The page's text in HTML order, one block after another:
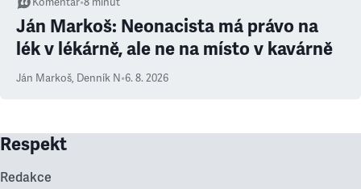
Ján Markoš: Neonacista má právo na
lék v lékárně, ale ne na místo v kavárně
Ján Markoš, Denník N•6. 8. 2026
Respekt
Redakce